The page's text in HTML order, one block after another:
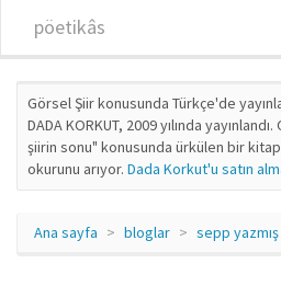
pöetikâs
Görsel Şiir konusunda Türkçe'de
DADA KORKUT, 2009 yılında
şiirin sonu" konusunda ürkülen bir
okurunu arıyor. Dada Korkut'u satın
Ana sayfa bloglar sepp yazmış